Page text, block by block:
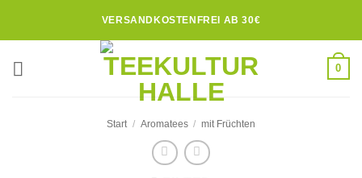
VERSANDKOSTENFREI AB 30€
0
Start / Aromatees / mit Früchten